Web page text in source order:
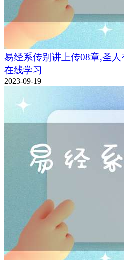
易经系传别讲上传08章,圣人
在线学习
2023-09-19